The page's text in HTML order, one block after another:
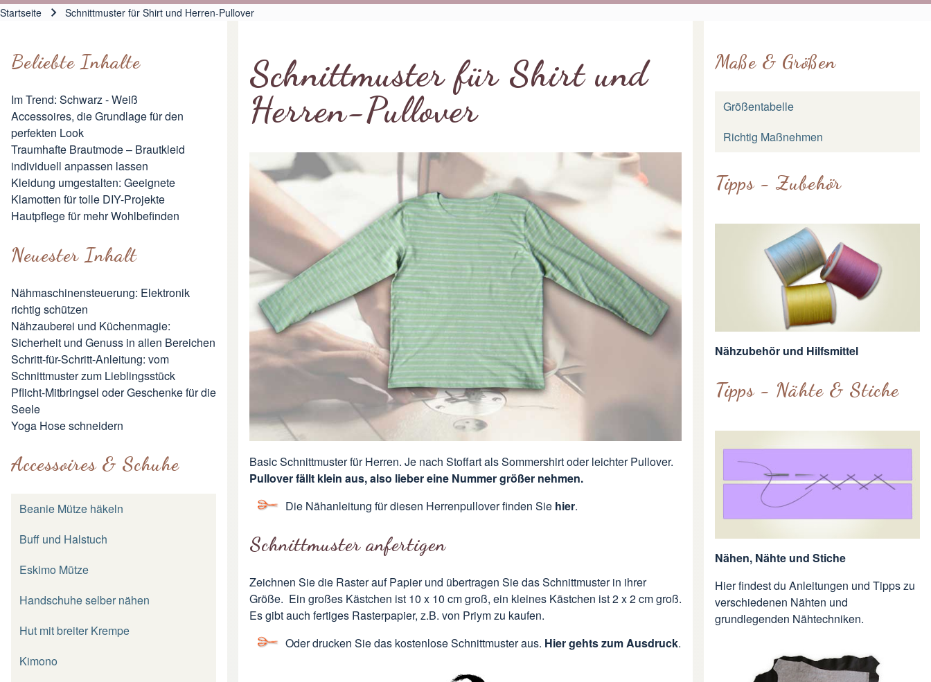
Startseite Schnittmuster für Shirt und Herren-Pullover
Beliebte Inhalte
Im Trend: Schwarz - Weiß
Accessoires, die Grundlage für den
perfekten Look
Traumhafte Brautmode – Brautkleid
individuell anpassen lassen
Kleidung umgestalten: Geeignete
Klamotten für tolle DIY-Projekte
Hautpflege für mehr Wohlbefinden
Neuester Inhalt
Nähmaschinensteuerung: Elektronik
richtig schützen
Nähzauberei und Küchenmagie:
Sicherheit und Genuss in allen Bereichen
Schritt-für-Schritt-Anleitung: vom
Schnittmuster zum Lieblingsstück
Pflicht-Mitbringsel oder Geschenke für die
Seele
Yoga Hose schneidern
Accessoires & Schuhe
Beanie Mütze häkeln
Buff und Halstuch
Eskimo Mütze
Handschuhe selber nähen
Hut mit breiter Krempe
Kimono
Schnittmuster für Shirt und
Herren-Pullover
Basic Schnittmuster für Herren. Je nach Stoffart als Sommershirt oder leichter Pullover.
Pullover fällt klein aus, also lieber eine Nummer größer nehmen.
Die Nähanleitung für diesen Herrenpullover finden Sie hier.
Schnittmuster anfertigen
Zeichnen Sie die Raster auf Papier und übertragen Sie das Schnittmuster in ihrer
Größe. Ein großes Kästchen ist 10 x 10 cm groß, ein kleines Kästchen ist 2 x 2 cm groß.
Es gibt auch fertiges Rasterpapier, z.B. von Priym zu kaufen.
Oder drucken Sie das kostenlose Schnittmuster aus. Hier gehts zum Ausdruck.
Maße & Größen
Größentabelle
Richtig Maßnehmen
Tipps - Zubehör
Nähzubehör und Hilfsmittel
Tipps - Nähte & Stiche
Nähen, Nähte und Stiche
Hier findest du Anleitungen und Tipps zu
verschiedenen Nähten und
grundlegenden Nähtechniken.